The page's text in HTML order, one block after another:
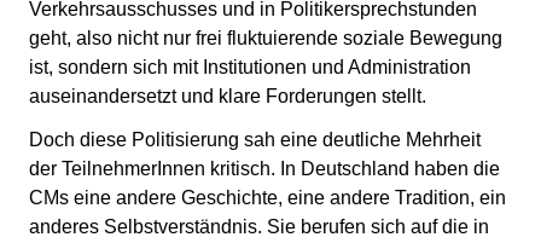
Verkehrsausschusses und in Politikersprechstunden
geht, also nicht nur frei fluktuierende soziale Bewegung
ist, sondern sich mit Institutionen und Administration
auseinandersetzt und klare Forderungen stellt.
Doch diese Politisierung sah eine deutliche Mehrheit
der TeilnehmerInnen kritisch. In Deutschland haben die
CMs eine andere Geschichte, eine andere Tradition, ein
anderes Selbstverständnis. Sie berufen sich auf die in